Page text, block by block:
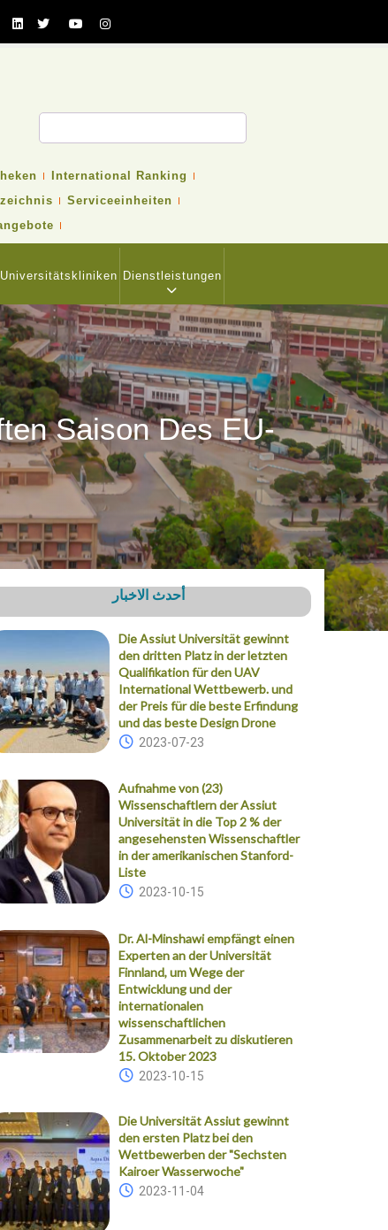
International Ranking
Serviceeinheiten
Universitätskliniken Dienstleistungen
Saison Des EU-
أحدث الاخبار
Die Assiut Universität gewinnt
den dritten Platz in der letzten
Qualifikation für den UAV
International Wettbewerb. und
der Preis für die beste Erfindung
und das beste Design Drone
2023-07-23
Aufnahme von (23)
Wissenschaftlern der Assiut
Universität in die Top 2 % der
angesehensten Wissenschaftler
in der amerikanischen Stanford-
Liste
2023-10-15
Dr. Al-Minshawi empfängt einen
Experten an der Universität
Finnland, um Wege der
Entwicklung und der
internationalen
wissenschaftlichen
Zusammenarbeit zu diskutieren
15. Oktober 2023
2023-10-15
Die Universität Assiut gewinnt
den ersten Platz bei den
Wettbewerben der "Sechsten
Kairoer Wasserwoche"
2023-11-04